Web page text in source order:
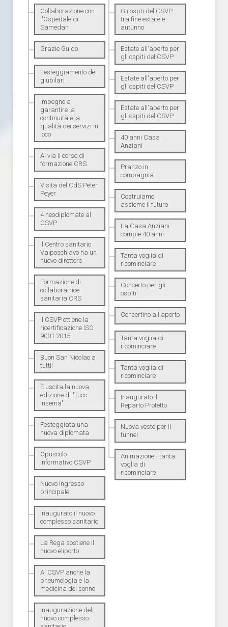
Collaborazione con
l'Ospedale di
Samedan
Grazie Guido
Festeggiamento dei
giubilari
Impegno a
garantire la
continuità e la
qualità dei servizi in
loco
Al via il corso di
formazione CRS
Visita del CdS Peter
Peyer
4 neodiplomate al
CSVP
Il Centro sanitario
Valposchiavo ha un
nuovo direttore
Formazione di
collaboratrice
sanitaria CRS
Il CSVP ottiene la
ricertificazione ISO
9001:2015
Buon San Nicolao a
tutti!
È uscita la nuova
edizione di "Tücc
insema"
Festeggiata una
nuova diplomata
Opuscolo
informativo CSVP
Nuovo ingresso
principale
Inaugurato il nuovo
complesso sanitario
La Rega sostiene il
nuovo eliporto
Al CSVP anche la
pneumologia e la
medicina del sonno
Inaugurazione del
nuovo complesso
Gli ospti del CSVP
tra fine estate e
autunno
Estate all'aperto per
gli ospiti del CSVP
Estate all'aperto per
gli ospiti del CSVP
Estate all'aperto per
gli ospiti del CSVP
40 anni Casa
Anziani
Pranzo in
compagnia
Costruiamo
assieme il futuro
La Casa Anziani
compie 40 anni
Tanta voglia di
ricominciare
Concerto per gli
ospiti
Concertino all'aperto
Tanta voglia di
ricominciare
Tanta voglia di
ricominciare
Inaugurato il
Reparto Protetto
Nuova veste per il
tunnel
Animazione - tanta
voglia di
ricominciare